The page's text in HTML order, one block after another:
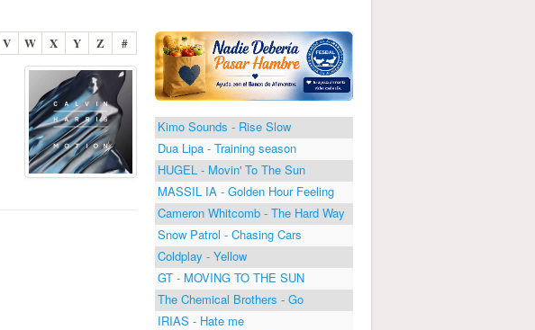
V W X Y Z #
Kimo Sounds - Rise Slow
Dua Lipa - Training season
HUGEL - Movin' To The Sun
MASSIL IA - Golden Hour Feeling
Cameron Whitcomb - The Hard Way
Snow Patrol - Chasing Cars
Coldplay - Yellow
GT - MOVING TO THE SUN
The Chemical Brothers - Go
IRIAS - Hate me